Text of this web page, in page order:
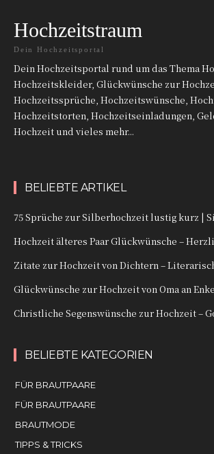
Hochzeitstraum
Dein Hochzeitsportal
Dein Hochzeitsportal rund um das Thema
Hochzeitskleider, Glückwünsche zur
Hochzeitssprüche, Hochzeitswünsche,
Hochzeitstorten, Hochzeitseinladungen,
Hochzeit und vieles mehr...
BELIEBTE ARTIKEL
75 Sprüche zur Silberhochzeit lustig kurz |
Hochzeit älteres Paar Glückwünsche –
Zitate zur Hochzeit von Dichtern –
Glückwünsche zur Hochzeit von Oma an
Christliche Segenswünsche zur Hochzeit –
BELIEBTE KATEGORIEN
FÜR BRAUTPAARE
FÜR BRAUTPAARE
BRAUTMODE
TIPPS & TRICKS